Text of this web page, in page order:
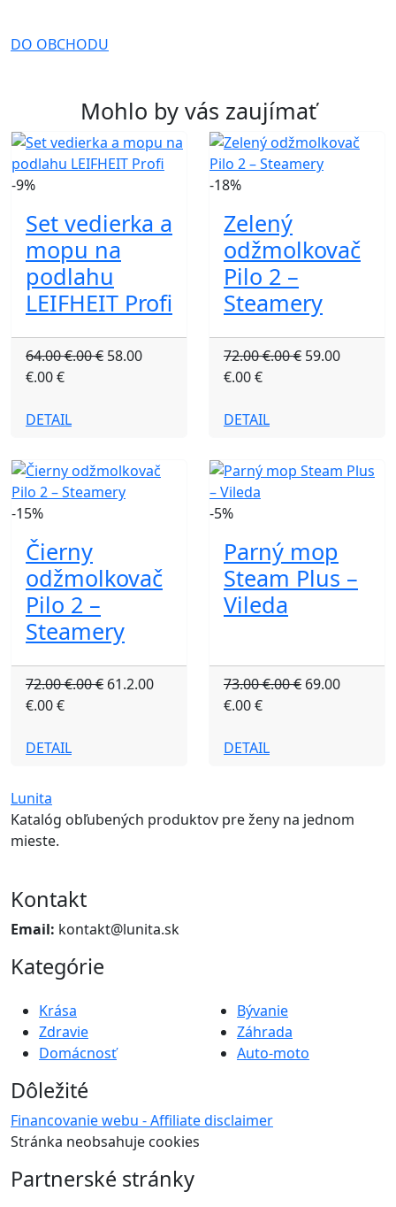
DO OBCHODU
Mohlo by vás zaujímať
-9%
Set vedierka a
mopu na
podlahu
LEIFHEIT Profi
64.00 €.00 € 58.00
€.00 €
DETAIL
-18%
Zelený
odžmolkovač
Pilo 2 –
Steamery
72.00 €.00 € 59.00
€.00 €
DETAIL
-15%
Čierny
odžmolkovač
Pilo 2 –
Steamery
72.00 €.00 € 61.2.00
€.00 €
DETAIL
-5%
Parný mop
Steam Plus –
Vileda
73.00 €.00 € 69.00
€.00 €
DETAIL
Lunita
Katalóg obľubených produktov pre ženy na jednom
mieste.
Kontakt
Email: kontakt@lunita.sk
Kategórie
Krása
Zdravie
Domácnosť
Bývanie
Záhrada
Auto-moto
Dôležité
Financovanie webu - Affiliate disclaimer
Stránka neobsahuje cookies
Partnerské stránky